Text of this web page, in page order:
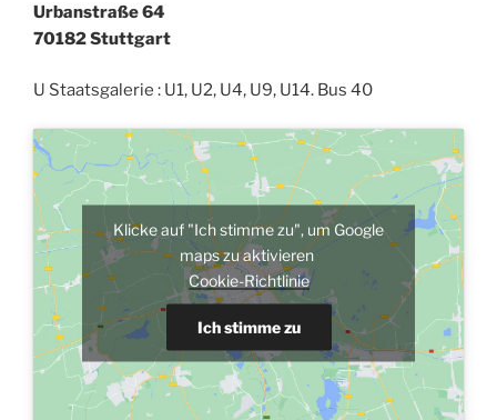
Urbanstraße 64
70182 Stuttgart
U Staatsgalerie : U1, U2, U4, U9, U14. Bus 40
Klicke auf "Ich stimme zu", um Google
maps zu aktivieren
Cookie-Richtlinie
Ich stimme zu